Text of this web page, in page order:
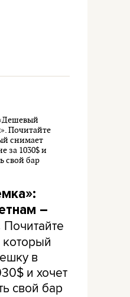
–
Почитайте
в
и хочет
свой бар